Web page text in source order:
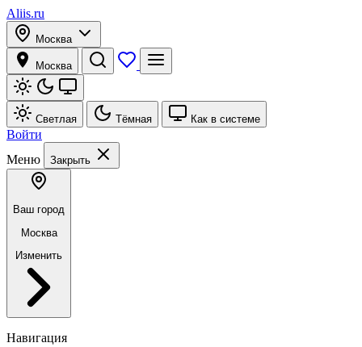
Aliis.ru
Москва
Москва
Светлая Тёмная Как в системе
Войти
Меню
Закрыть
Ваш город
Москва
Изменить
Навигация